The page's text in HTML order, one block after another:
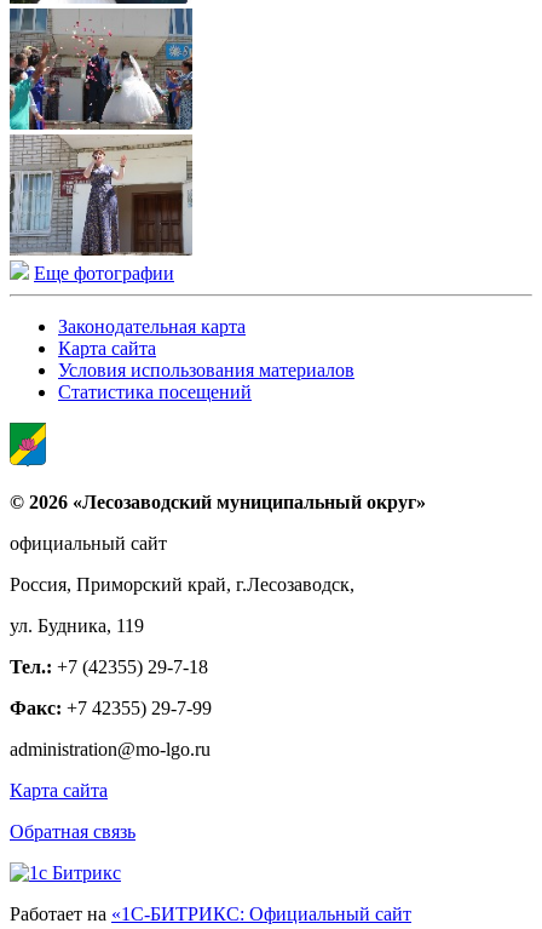
Еще фотографии
Законодательная карта
Карта сайта
Условия использования материалов
Статистика посещений
© 2026 «Лесозаводский муниципальный округ»
официальный сайт
Россия, Приморский край, г.Лесозаводск,
ул. Будника, 119
Тел.: +7 (42355) 29-7-18
Факс: +7 42355) 29-7-99
administration@mo-lgo.ru
Карта сайта
Обратная связь
Работает на «1С-БИТРИКС: Официальный сайт